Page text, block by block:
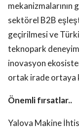
sektörel B2B
geçirilmesi ve
teknopark
inovasyon
ortak irade ortaya
Önemli fırsatlar..
Yalova Makine